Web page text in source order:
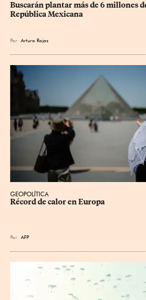
Buscarán plantar más de 6 millones
República Mexicana
Por Arturo Rojas
GEOPOLÍTICA
Récord de calor en Europa
Por AFP